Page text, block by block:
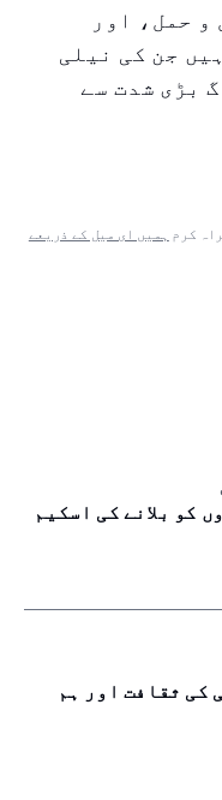
حمل، اور
جن کی نیلی
بڑی شدت سے
کرم ہمیں ای میل کے ذریعے
کو بلانے کی اسکیم
کی ثقافت اور ہم